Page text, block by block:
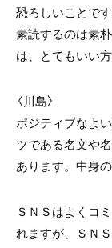
恐ろしいことで
素読するのは素
は、とてもいい
〈川島〉
ポジティブなよ
ツである名文や
あります。中身
ＳＮＳはよくコ
れますが、ＳＮ